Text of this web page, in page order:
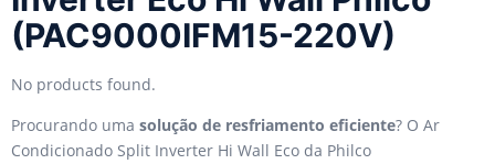
(PAC9000IFM15-220V)
No products found.
Procurando uma solução de resfriamento eficiente? O Ar
Condicionado Split Inverter Hi Wall Eco da Philco